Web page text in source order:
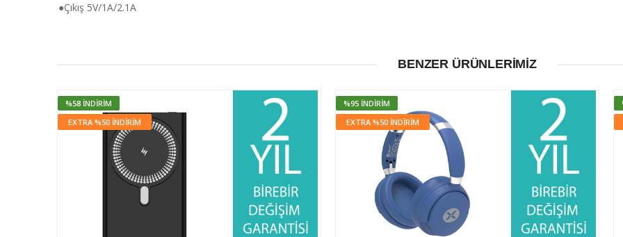
●Çıkış 5V/1A/2.1A
BENZER ÜRÜNLERIMIZ
%58 İNDIRIM
EXTRA %50 İNDİRİM
%95 İNDIRIM
EXTRA %50 İNDİRİM